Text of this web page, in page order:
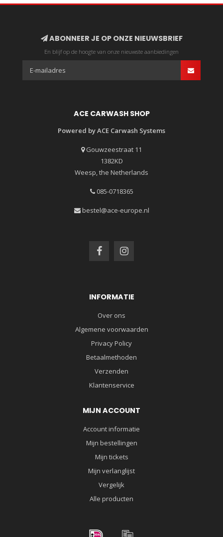
ABONNEER JE OP ONZE NIEUWSBRIEF
En blijf op de hoogte van onze nieuwste aanbiedingen
ACE CARWASH SHOP
Powered by ACE Carwash Systems
Gouwzeestraat 11
1382KD
Weesp, the Netherlands
085-0718365
bestel@ace-europe.nl
INFORMATIE
Over ons
Algemene voorwaarden
Privacy Policy
Betaalmethoden
Verzenden
Klantenservice
MIJN ACCOUNT
Account informatie
Mijn bestellingen
Mijn tickets
Mijn verlanglijst
Vergelijk
Alle producten